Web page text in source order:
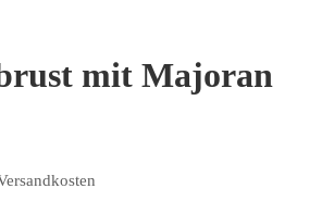
mit Majoran